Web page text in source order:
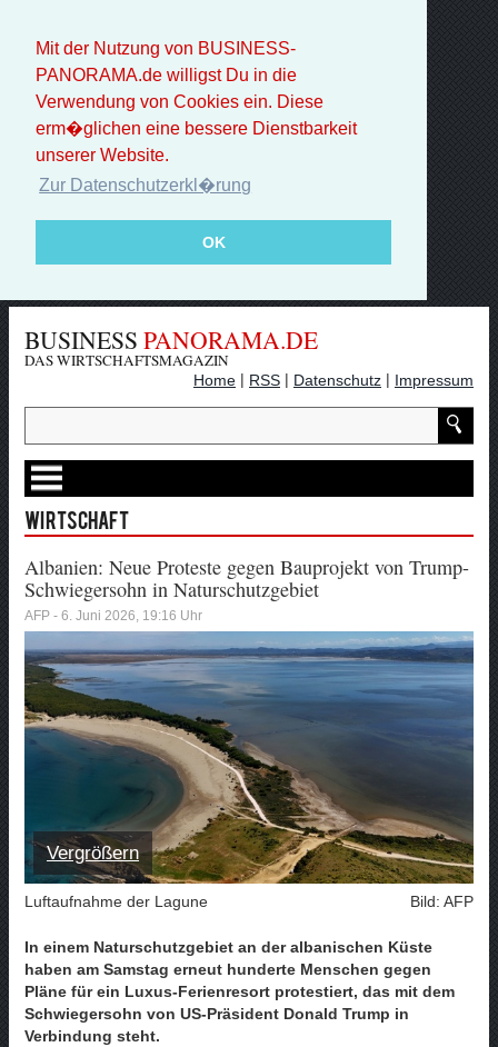
Mit der Nutzung von BUSINESS-
PANORAMA.de willigst Du in die
Verwendung von Cookies ein. Diese
erm�glichen eine bessere Dienstbarkeit
unserer Website.
Zur Datenschutzerkl�rung
OK
BUSINESS PANORAMA.DE
DAS WIRTSCHAFTSMAGAZIN
Home | RSS | Datenschutz | Impressum
Wirtschaft
Albanien: Neue Proteste gegen Bauprojekt von Trump-
Schwiegersohn in Naturschutzgebiet
AFP - 6. Juni 2026, 19:16 Uhr
Vergrößern
Luftaufnahme der Lagune Bild: AFP
In einem Naturschutzgebiet an der albanischen Küste
haben am Samstag erneut hunderte Menschen gegen
Pläne für ein Luxus-Ferienresort protestiert, das mit dem
Schwiegersohn von US-Präsident Donald Trump in
Verbindung steht.